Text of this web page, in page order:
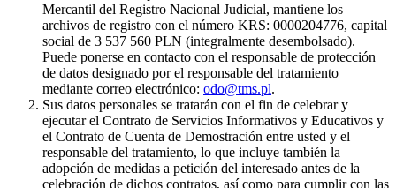
Mercantil del Registro Nacional Judicial, mantiene los
archivos de registro con el número KRS: 0000204776, capital
social de 3 537 560 PLN (integralmente desembolsado).
Puede ponerse en contacto con el responsable de protección
de datos designado por el responsable del tratamiento
mediante correo electrónico: odo@tms.pl.
Sus datos personales se tratarán con el fin de celebrar y
ejecutar el Contrato de Servicios Informativos y Educativos y
el Contrato de Cuenta de Demostración entre usted y el
responsable del tratamiento, lo que incluye también la
adopción de medidas a petición del interesado antes de la
celebración de dichos contratos, así como para cumplir con las